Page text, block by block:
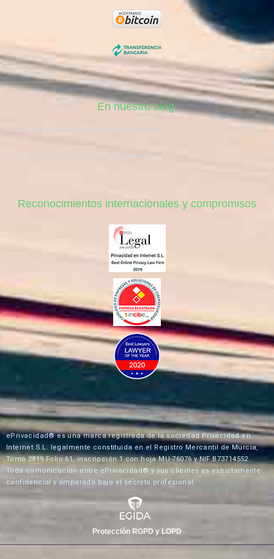
En nuestro blog
Reputación online para autónomos
Reconocimientos internacionales y compromisos
ePrivacidad® es una marca registrada de la sociedad Privacidad en
Internet S.L. legalmente constituida en el Registro Mercantil de Murcia,
Tomo 2819 Folio 61, inscripción 1 con hoja MU-76076 y NIF B73714552.
Toda comunicación entre ePrivacidad® y sus clientes es estrictamente
confidencial y amparada bajo el secreto profesional.
Protección RGPD y LOPD